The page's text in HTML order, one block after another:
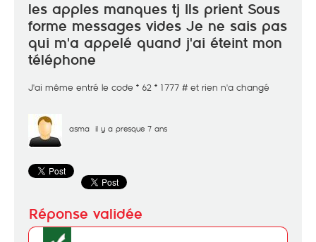
les apples manques tj Ils prient Sous
forme messages vides Je ne sais pas
qui m'a appelé quand j'ai éteint mon
téléphone
J'ai même entré le code * 62 * 1777 # et rien n'a changé
asma il y a presque 7 ans